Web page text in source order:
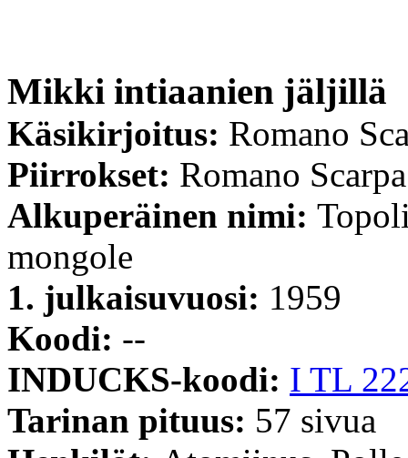
Mikki intiaanien jäljillä
Käsikirjoitus: Romano
Piirrokset: Romano Scarpa
Alkuperäinen nimi:
mongole
1. julkaisuvuosi: 1959
Koodi: --
INDUCKS-koodi: I TL
Tarinan pituus: 57 sivua